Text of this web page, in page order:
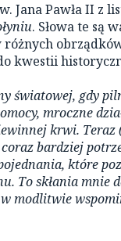
Jana Pawła II z
. Słowa te są
kwestii
światowej, gdy
mroczne
krwi.
bardziej
które
To skłania mnie
modlitwie